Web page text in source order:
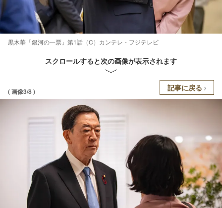
黒木華「銀河の一票」第1話（C）カンテレ・フジテレビ
スクロールすると次の画像が表示されます
( 画像3/8 ) 記事に戻る